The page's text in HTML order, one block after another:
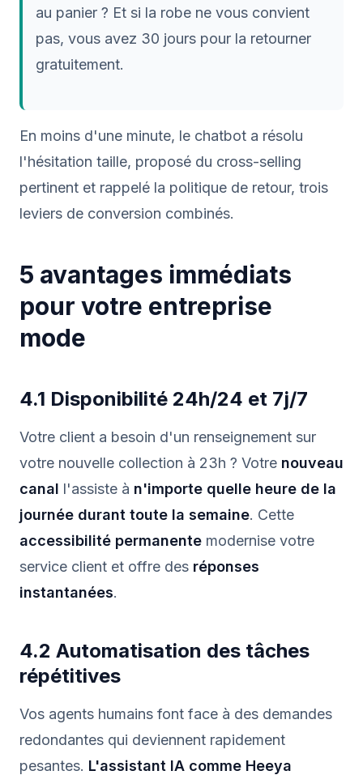
au panier ? Et si la robe ne vous convient
pas, vous avez 30 jours pour la retourner
gratuitement.
En moins d'une minute, le chatbot a résolu
l'hésitation taille, proposé du cross-selling
pertinent et rappelé la politique de retour, trois
leviers de conversion combinés.
5 avantages immédiats
pour votre entreprise
mode
4.1 Disponibilité 24h/24 et 7j/7
Votre client a besoin d'un renseignement sur
votre nouvelle collection à 23h ? Votre nouveau
canal l'assiste à n'importe quelle heure de la
journée durant toute la semaine. Cette
accessibilité permanente modernise votre
service client et offre des réponses
instantanées.
4.2 Automatisation des tâches
répétitives
Vos agents humains font face à des demandes
redondantes qui deviennent rapidement
pesantes. L'assistant IA comme Heeya